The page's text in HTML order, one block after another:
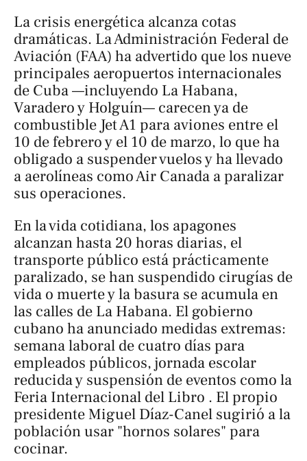
La crisis energética alcanza cotas
dramáticas. La Administración Federal de
Aviación (FAA) ha advertido que los nueve
principales aeropuertos internacionales
de Cuba —incluyendo La Habana,
Varadero y Holguín— carecen ya de
combustible Jet A1 para aviones entre el
10 de febrero y el 10 de marzo, lo que ha
obligado a suspender vuelos y ha llevado
a aerolíneas como Air Canada a paralizar
sus operaciones.
En la vida cotidiana, los apagones
alcanzan hasta 20 horas diarias, el
transporte público está prácticamente
paralizado, se han suspendido cirugías de
vida o muerte y la basura se acumula en
las calles de La Habana. El gobierno
cubano ha anunciado medidas extremas:
semana laboral de cuatro días para
empleados públicos, jornada escolar
reducida y suspensión de eventos como la
Feria Internacional del Libro . El propio
presidente Miguel Díaz-Canel sugirió a la
población usar "hornos solares" para
cocinar.